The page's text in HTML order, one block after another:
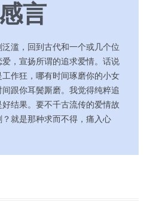
言
滥，回到古代和一个或几个位
，宣扬所谓的追求爱情。话说
作狂，哪有时间琢磨你的小女
跟你耳鬓厮磨。我觉得纯粹追
结果。要不千古流传的爱情故
就是那种求而不得，痛入心